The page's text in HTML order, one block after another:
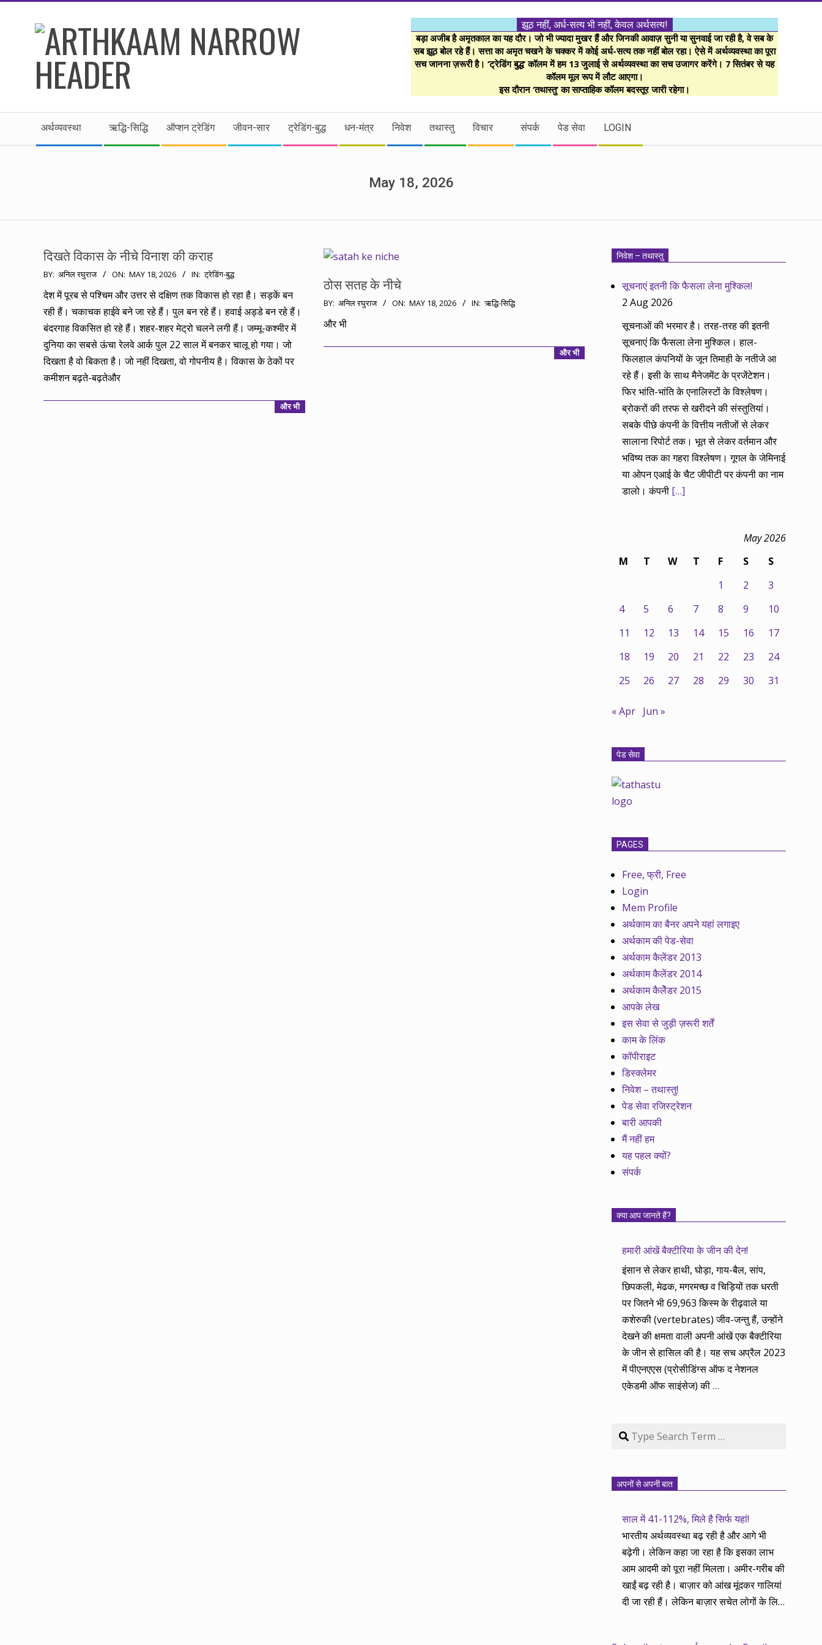
।।
अर्थकाम।।
FINANCIALLY
CLEVER!
झूठ नहीं, अर्ध-सत्य भी नहीं, केवल अर्थसत्य!
बड़ा अजीब है अमृतकाल का यह दौर। जो भी ज्यादा मुखर हैं और जिनकी आवाज़ सुनी या सुनवाई जा रही है, वे सब के
सब झूठ बोल रहे हैं। सत्ता का अमृत चखने के चक्कर में कोई अर्ध-सत्य तक नहीं बोल रहा। ऐसे में अर्थव्यवस्था का पूरा
सच जानना ज़रूरी है। ‘ट्रेडिंग बुद्ध’ कॉलम में हम 13 जुलाई से अर्थव्यवस्था का सच उजागर करेंगे। 7 सितंबर से यह
कॉलम मूल रूप में लौट आएगा।
इस दौरान ‘तथास्तु’ का साप्ताहिक कॉलम बदस्तूर जारी रहेगा।
Secondary
अर्थव्यवस्था ऋद्धि-सिद्धि ऑप्शन ट्रेडिंग जीवन-सार ट्रेडिंग-बुद्ध धन-मंत्र निवेश तथास्तु विचार संपर्क पेड सेवा LOGIN
May 18, 2026
दिखते विकास के नीचे विनाश की कराह
2026-
05-
18
BY: अनिल रघुराज ON: MAY 18, 2026 IN: ट्रेडिंग-बुद्ध
देश में पूरब से पश्चिम और उत्तर से दक्षिण तक विकास हो रहा है। सड़कें बन
रही हैं। चकाचक हाईवे बने जा रहे हैं। पुल बन रहे हैं। हवाई अड्डे बन रहे हैं।
बंदरगाह विकसित हो रहे हैं। शहर-शहर मेट्रो चलने लगी हैं। जम्मू-कश्मीर में
दुनिया का सबसे ऊंचा रेलवे आर्क पुल 22 साल में बनकर चालू हो गया। जो
दिखता है वो बिकता है। जो नहीं दिखता, वो गोपनीय है। विकास के ठेकों पर
कमीशन बढ़ते-बढ़तेऔर
और भी
ठोस सतह के नीचे
2026-
05-
BY: अनिल रघुराज ON: MAY 18, 2026 IN: ऋद्धि-सिद्धि
और भी
और भी
निवेश – तथास्तु
सूचनाएं इतनी कि फैसला लेना मुश्किल!
2 Aug 2026
सूचनाओं की भरमार है। तरह-तरह की इतनी
सूचनाएं कि फैसला लेना मुश्किल। हाल-
फिलहाल कंपनियों के जून तिमाही के नतीजे आ
रहे हैं। इसी के साथ मैनेजमेंट के प्रजेंटेशन।
फिर भांति-भांति के एनालिस्टों के विश्लेषण।
ब्रोकरों की तरफ से खरीदने की संस्तुतियां।
सबके पीछे कंपनी के वित्तीय नतीजों से लेकर
सालाना रिपोर्ट तक। भूत से लेकर वर्तमान और
भविष्य तक का गहरा विश्लेषण। गूगल के जेमिनाई
या ओपन एआई के चैट जीपीटी पर कंपनी का नाम
डालो। कंपनी […]
May 2026
M
T W T F S
S
1
2
3
4
5 6 7 8 9
10
11
12 13 14 15 16
17
18
19 20 21 22 23
24
25
26 27 28 29 30 31
« Apr Jun »
पेड सेवा
PAGES
Free, फ्री, Free
Login
Mem Profile
अर्थकाम का बैनर अपने यहां लगाइए
अर्थकाम की पेड-सेवा
अर्थकाम कैलेंडर 2013
अर्थकाम कैलेंडर 2014
अर्थकाम कैलेेंडर 2015
आपके लेख
इस सेवा से जुड़ी ज़रूरी शर्तें
काम के लिंक
कॉपीराइट
डिस्क्लेमर
निवेश – तथास्तु!
पेड सेवा रजिस्ट्रेशन
बारी आपकी
मैं नहीं हम
यह पहल क्यों?
संपर्क
क्या आप जानते हैं?
हमारी आंखें बैक्टीरिया के जीन की देन!
इंसान से लेकर हाथी, घोड़ा, गाय-बैल, सांप,
छिपकली, मेढक, मगरमच्छ व चिड़ियों तक धरती
पर जितने भी 69,963 किस्म के रीढ़वाले या
कशेरुकी (vertebrates) जीव-जन्तु हैं, उन्होंने
देखने की क्षमता वाली अपनी आंखें एक बैक्टीरिया
के जीन से हासिल की है। यह सच अप्रैल 2023
में पीएनएएस (प्रोसीडिंग्स ऑफ द नेशनल
एकेडमी ऑफ साइंसेज) की…
Search
अपनों से अपनी बात
साल में 41-112%, मिले है सिर्फ यहां!
भारतीय अर्थव्यवस्था बढ़ रही है और आगे भी
बढ़ेगी। लेकिन कहा जा रहा है कि इसका लाभ
आम आदमी को पूरा नहीं मिलता। अमीर-गरीब की
खाईं बढ़ रही है। बाज़ार को आंख मूंदकर गालियां
दी जा रही हैं। लेकिन बाज़ार सचेत लोगों के लिए